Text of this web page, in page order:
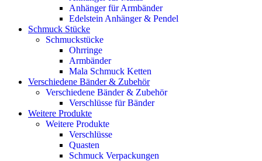
Anhänger für Armbänder
Edelstein Anhänger & Pendel
Schmuck Stücke
Schmuckstücke
Ohrringe
Armbänder
Mala Schmuck Ketten
Verschiedene Bänder & Zubehör
Verschiedene Bänder & Zubehör
Verschlüsse für Bänder
Weitere Produkte
Weitere Produkte
Verschlüsse
Quasten
Schmuck Verpackungen